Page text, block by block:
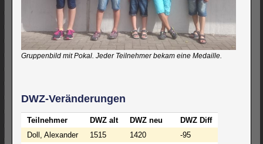
Gruppenbild mit Pokal. Jeder Teilnehmer bekam eine Medaille.
DWZ-Veränderungen
Teilnehmer DWZ alt DWZ neu
DWZ Diff
Doll, Alexander
1515 1420
-95